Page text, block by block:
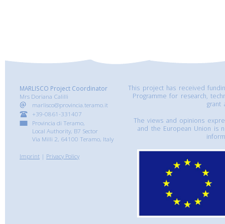
MARLISCO Project Coordinator
Mrs Doriana Calilli
marlisco@provincia.teramo.it
+39-0861-331407
Provincia di Teramo,
Local Authority, B7 Sector
Via Milli 2, 64100 Teramo, Italy
Imprint | Privacy Policy
This project has received
Programme for research,
grant
The views and opinions
and the European Union is